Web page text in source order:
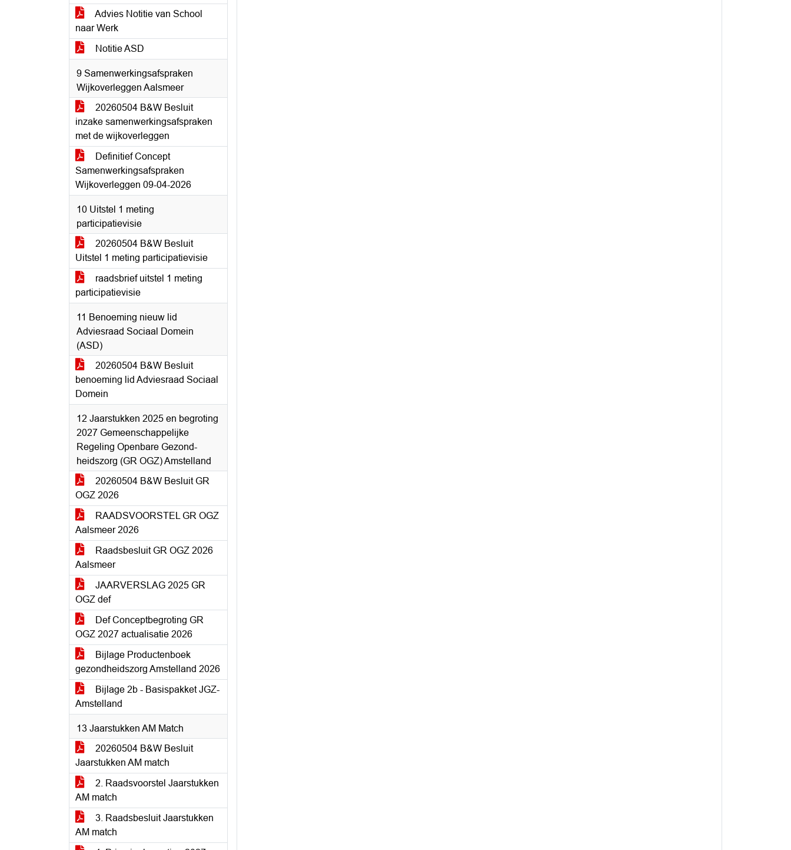
Advies Notitie van School
naar Werk
Notitie ASD
9 Samenwerkingsafspraken
Wijkoverleggen Aalsmeer
20260504 B&W Besluit
inzake samenwerkingsafspraken
met de wijkoverleggen
Definitief Concept
Samenwerkingsafspraken
Wijkoverleggen 09-04-2026
10 Uitstel 1 meting
participatievisie
20260504 B&W Besluit
Uitstel 1 meting participatievisie
raadsbrief uitstel 1 meting
participatievisie
11 Benoeming nieuw lid
Adviesraad Sociaal Domein
(ASD)
20260504 B&W Besluit
benoeming lid Adviesraad Sociaal
Domein
12 Jaarstukken 2025 en begroting
2027 Gemeenschappelijke
Regeling Openbare Gezond-
heidszorg (GR OGZ) Amstelland
20260504 B&W Besluit GR
OGZ 2026
RAADSVOORSTEL GR OGZ
Aalsmeer 2026
Raadsbesluit GR OGZ 2026
Aalsmeer
JAARVERSLAG 2025 GR
OGZ def
Def Conceptbegroting GR
OGZ 2027 actualisatie 2026
Bijlage Productenboek
gezondheidszorg Amstelland 2026
Bijlage 2b - Basispakket JGZ-
Amstelland
13 Jaarstukken AM Match
20260504 B&W Besluit
Jaarstukken AM match
2. Raadsvoorstel Jaarstukken
AM match
3. Raadsbesluit Jaarstukken
AM match